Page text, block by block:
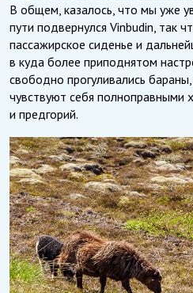
В общем, казалось, что мы уже
пути подвернулся Vinbudin, так
пассажирское сиденье и
в куда более приподнятом
свободно прогуливались
чувствуют себя полноправными
и предгорий.